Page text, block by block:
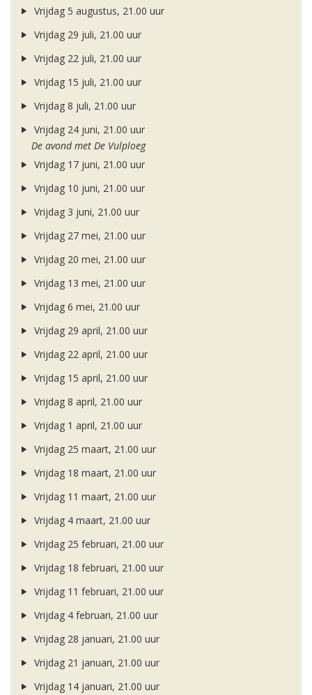
Vrijdag 5 augustus, 21.00 uur
Vrijdag 29 juli, 21.00 uur
Vrijdag 22 juli, 21.00 uur
Vrijdag 15 juli, 21.00 uur
Vrijdag 8 juli, 21.00 uur
Vrijdag 24 juni, 21.00 uur
De avond met De Vulploeg
Vrijdag 17 juni, 21.00 uur
Vrijdag 10 juni, 21.00 uur
Vrijdag 3 juni, 21.00 uur
Vrijdag 27 mei, 21.00 uur
Vrijdag 20 mei, 21.00 uur
Vrijdag 13 mei, 21.00 uur
Vrijdag 6 mei, 21.00 uur
Vrijdag 29 april, 21.00 uur
Vrijdag 22 april, 21.00 uur
Vrijdag 15 april, 21.00 uur
Vrijdag 8 april, 21.00 uur
Vrijdag 1 april, 21.00 uur
Vrijdag 25 maart, 21.00 uur
Vrijdag 18 maart, 21.00 uur
Vrijdag 11 maart, 21.00 uur
Vrijdag 4 maart, 21.00 uur
Vrijdag 25 februari, 21.00 uur
Vrijdag 18 februari, 21.00 uur
Vrijdag 11 februari, 21.00 uur
Vrijdag 4 februari, 21.00 uur
Vrijdag 28 januari, 21.00 uur
Vrijdag 21 januari, 21.00 uur
Vrijdag 14 januari, 21.00 uur